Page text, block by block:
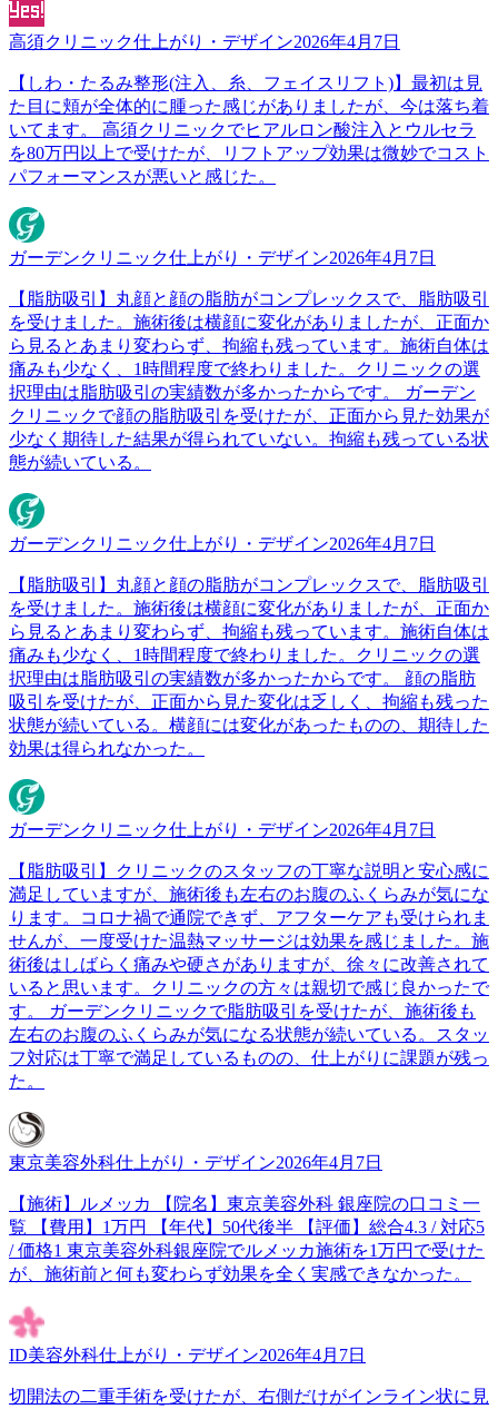
高須クリニック仕上がり・デザイン2026年4月7日
【しわ・たるみ整形(注入、糸、フェイスリフト)】最初は見
た目に頬が全体的に腫った感じがありましたが、今は落ち着
いてます。 高須クリニックでヒアルロン酸注入とウルセラ
を80万円以上で受けたが、リフトアップ効果は微妙でコスト
パフォーマンスが悪いと感じた。
ガーデンクリニック仕上がり・デザイン2026年4月7日
【脂肪吸引】丸顔と顔の脂肪がコンプレックスで、脂肪吸引
を受けました。施術後は横顔に変化がありましたが、正面か
ら見るとあまり変わらず、拘縮も残っています。施術自体は
痛みも少なく、1時間程度で終わりました。クリニックの選
択理由は脂肪吸引の実績数が多かったからです。 ガーデン
クリニックで顔の脂肪吸引を受けたが、正面から見た効果が
少なく期待した結果が得られていない。拘縮も残っている状
態が続いている。
ガーデンクリニック仕上がり・デザイン2026年4月7日
【脂肪吸引】丸顔と顔の脂肪がコンプレックスで、脂肪吸引
を受けました。施術後は横顔に変化がありましたが、正面か
ら見るとあまり変わらず、拘縮も残っています。施術自体は
痛みも少なく、1時間程度で終わりました。クリニックの選
択理由は脂肪吸引の実績数が多かったからです。 顔の脂肪
吸引を受けたが、正面から見た変化は乏しく、拘縮も残った
状態が続いている。横顔には変化があったものの、期待した
効果は得られなかった。
ガーデンクリニック仕上がり・デザイン2026年4月7日
【脂肪吸引】クリニックのスタッフの丁寧な説明と安心感に
満足していますが、施術後も左右のお腹のふくらみが気にな
ります。コロナ禍で通院できず、アフターケアも受けられま
せんが、一度受けた温熱マッサージは効果を感じました。施
術後はしばらく痛みや硬さがありますが、徐々に改善されて
いると思います。クリニックの方々は親切で感じ良かったで
す。 ガーデンクリニックで脂肪吸引を受けたが、施術後も
左右のお腹のふくらみが気になる状態が続いている。スタッ
フ対応は丁寧で満足しているものの、仕上がりに課題が残っ
た。
東京美容外科仕上がり・デザイン2026年4月7日
【施術】ルメッカ 【院名】東京美容外科 銀座院の口コミ一
覧 【費用】1万円 【年代】50代後半 【評価】総合4.3 / 対応5
/ 価格1 東京美容外科銀座院でルメッカ施術を1万円で受けた
が、施術前と何も変わらず効果を全く実感できなかった。
ID美容外科仕上がり・デザイン2026年4月7日
切開法の二重手術を受けたが、右側だけがインライン状に見